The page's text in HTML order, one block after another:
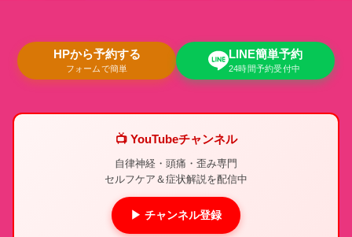
HPから予約する
フォームで簡単
LINE簡単予約
24時間予約受付中
📺 YouTubeチャンネル
自律神経・頭痛・歪み専門
セルフケア＆症状解説を配信中
▶ チャンネル登録